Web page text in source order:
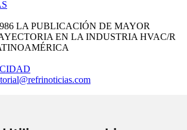
LA PUBLICACIÓN DE MAYOR
EN LA INDUSTRIA HVAC/R